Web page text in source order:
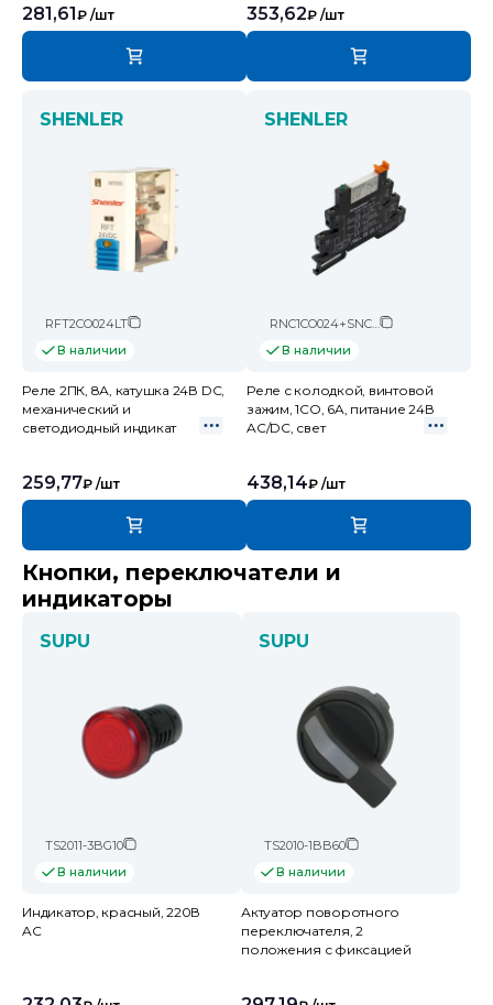
281,61 ₽ /шт 353,62₽ /шт
SHENLER
RFT2CO024LT
В наличии
Реле 2ПК, 8А, катушка 24В DC,
механический и
светодиодный индикат
259,77₽ /шт
SHENLER
RNC1CO024+SNC05-E-A
В наличии
Реле с колодкой, винтовой
зажим, 1CO, 6A, питание 24В
AC/DC, свет
438,14₽ /шт
Кнопки, переключатели и
индикаторы
SUPU
TS2011-3BG10
В наличии
Индикатор, красный, 220В
AC
SUPU
TS2010-1BB60
В наличии
Актуатор поворотного
переключателя, 2
положения с фиксацией